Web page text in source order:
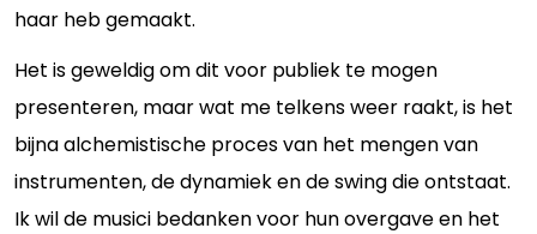
haar heb gemaakt.
Het is geweldig om dit voor publiek te mogen
presenteren, maar wat me telkens weer raakt, is het
bijna alchemistische proces van het mengen van
instrumenten, de dynamiek en de swing die ontstaat.
Ik wil de musici bedanken voor hun overgave en het